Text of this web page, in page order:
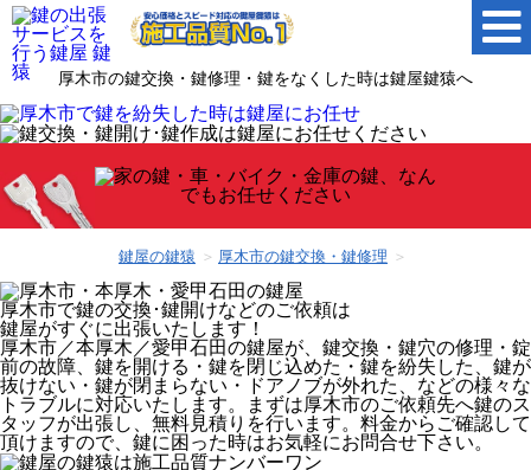
厚木市の鍵交換・鍵修理・鍵をなくした時は鍵屋鍵猿へ
鍵屋の鍵猿 厚木市の鍵交換・鍵修理
厚木市で鍵の交換･鍵開けなどのご依頼は
鍵屋がすぐに出張いたします！
厚木市／本厚木／愛甲石田の鍵屋が、鍵交換・鍵穴の修理・錠
前の故障、鍵を開ける・鍵を閉じ込めた・鍵を紛失した、鍵が
抜けない・鍵が閉まらない・ドアノブが外れた、などの様々な
トラブルに対応いたします。まずは厚木市のご依頼先へ鍵のス
タッフが出張し、無料見積りを行います。料金からご確認して
頂けますので、鍵に困った時はお気軽にお問合せ下さい。